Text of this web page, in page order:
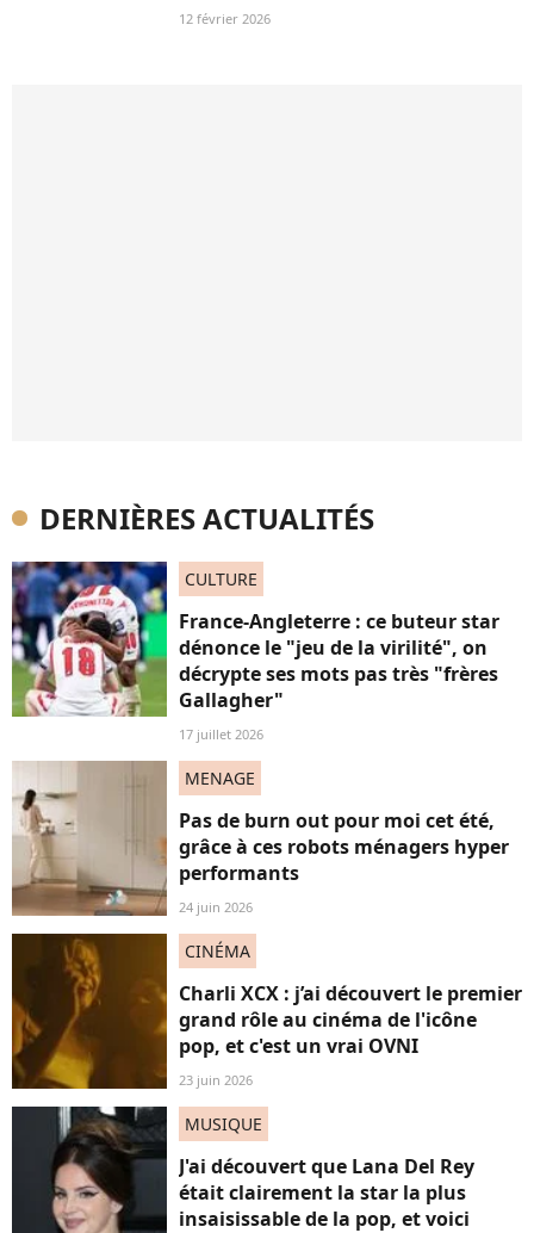
12 février 2026
DERNIÈRES ACTUALITÉS
CULTURE
France-Angleterre : ce buteur star
dénonce le "jeu de la virilité", on
décrypte ses mots pas très "frères
Gallagher"
17 juillet 2026
MENAGE
Pas de burn out pour moi cet été,
grâce à ces robots ménagers hyper
performants
24 juin 2026
CINÉMA
Charli XCX : j’ai découvert le premier
grand rôle au cinéma de l'icône
pop, et c'est un vrai OVNI
23 juin 2026
MUSIQUE
J'ai découvert que Lana Del Rey
était clairement la star la plus
insaisissable de la pop, et voici